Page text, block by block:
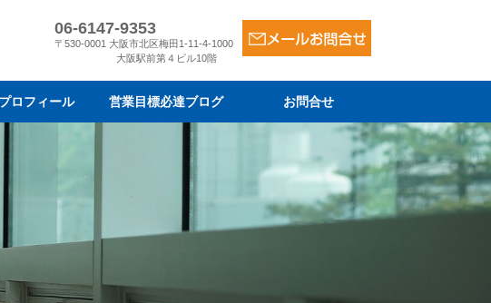
06-6147-9353
〒530-0001 大阪市北区梅田1-11-4-1000
大阪駅前第４ビル10階
ロフィール 営業目標必達ブログ お問合せ